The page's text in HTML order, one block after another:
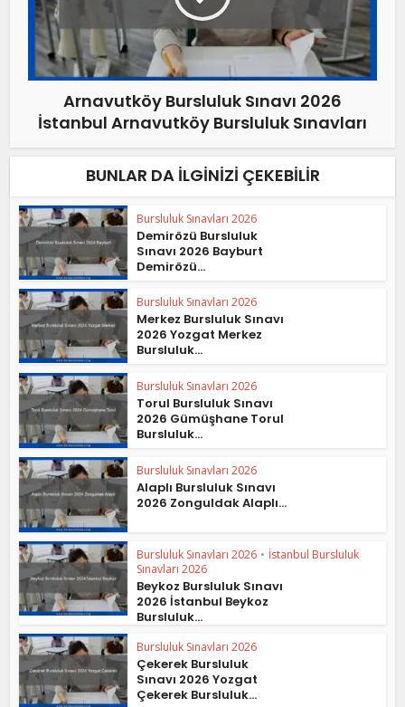
Arnavutköy Bursluluk Sınavı 2026
İstanbul Arnavutköy Bursluluk Sınavları
BUNLAR DA İLGINIZI ÇEKEBILIR
Bursluluk Sınavları 2026
Demirözü Bursluluk
Sınavı 2026 Bayburt
Demirözü...
Bursluluk Sınavları 2026
Merkez Bursluluk Sınavı
2026 Yozgat Merkez
Bursluluk...
Bursluluk Sınavları 2026
Torul Bursluluk Sınavı
2026 Gümüşhane Torul
Bursluluk...
Bursluluk Sınavları 2026
Alaplı Bursluluk Sınavı
2026 Zonguldak Alaplı...
Bursluluk Sınavları 2026 • İstanbul Bursluluk
Sınavları 2026
Beykoz Bursluluk Sınavı
2026 İstanbul Beykoz
Bursluluk...
Bursluluk Sınavları 2026
Çekerek Bursluluk
Sınavı 2026 Yozgat
Çekerek Bursluluk...